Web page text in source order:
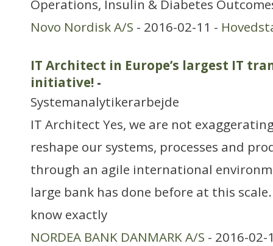
Operations, Insulin & Diabetes
Novo Nordisk A/S - 2016-02-11 -
IT Architect in Europe’s largest IT
initiative! -
Systemanalytikerarbejde
IT Architect Yes, we are not
reshape our systems, processes and
through an agile international
large bank has done before at this
know exactly
NORDEA BANK DANMARK A/S - 2016-